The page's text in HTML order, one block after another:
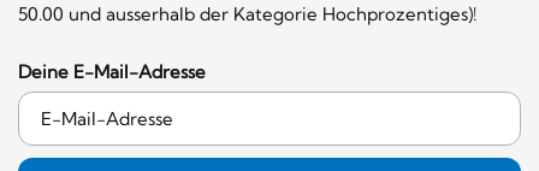
50.00 und ausserhalb der Kategorie Hochprozentiges)!
Deine E-Mail-Adresse